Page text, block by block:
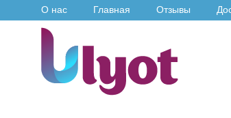
О нас Главная Отзывы